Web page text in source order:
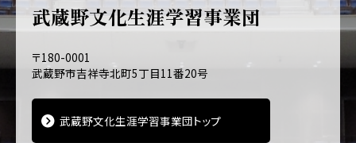
武蔵野文化生涯学習事業団
〒180-0001
武蔵野市吉祥寺北町5丁目11番20号
武蔵野文化生涯学習事業団トップ